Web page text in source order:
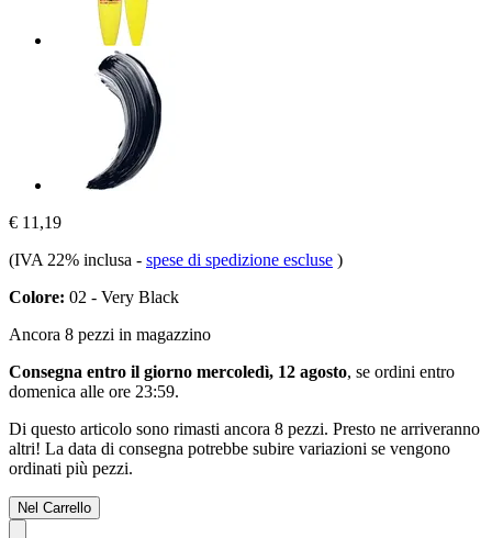
€ 11,19
(IVA 22% inclusa - spese di spedizione escluse )
Colore: 02 - Very Black
Ancora 8 pezzi in magazzino
Consegna entro il giorno mercoledì, 12 agosto, se ordini entro
domenica alle ore 23:59.
Di questo articolo sono rimasti ancora 8 pezzi. Presto ne arriveranno
altri! La data di consegna potrebbe subire variazioni se vengono
ordinati più pezzi.
Nel Carrello